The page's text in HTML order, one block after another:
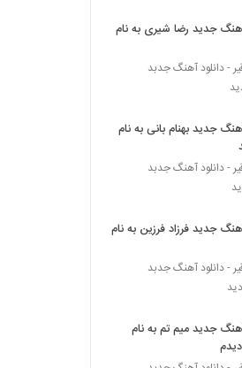
یه نفر تو زندگیمه
مرتضی فاضل با نام
از رسول رضوی
Amin
جدید رضا شیری به نام
- دانلود آهنگ جدبد
جدید بهنام بانی به نام
- دانلود آهنگ جدبد
جدید فرزاد فرزین به نام
- دانلود آهنگ جدبد
جدید میم تم به نام